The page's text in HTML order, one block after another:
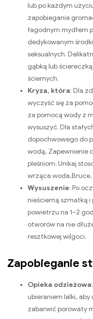
lub po każdym
zapobiegania
łagodnym mydłem
dedykowanym
seksualnych.
gąbką lub
ściernych.
Kryza, która: Dla
wyczyść się za
za pomocą wody z
wysuszyć. Dla
dopochwowego do
wodą, Zapewnienie
pleśniom. Unikaj
wrząca woda,Bruce,
Wysuszenie: Po
nieścierną szmatką i
powietrzu na 1–2
otworów na nie
resztkowej wilgoci.
Zapobieganie
Opieka odzieżowa
ubieraniem lalki, aby
zabarwić porowaty